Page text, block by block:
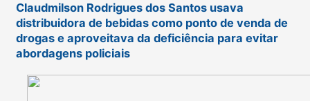
Claudmilson Rodrigues dos Santos usava
distribuidora de bebidas como ponto de venda de
drogas e aproveitava da deficiência para evitar
abordagens policiais